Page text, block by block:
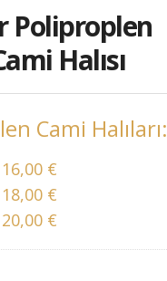
Poliproplen
Halısı
Cami Halıları:
16,00 €
18,00 €
20,00 €